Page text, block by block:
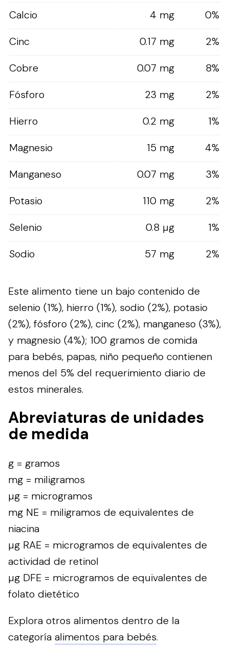
Calcio
4 mg
0%
Cinc
0.17 mg
2%
Cobre
0.07 mg
8%
Fósforo
23 mg
2%
Hierro
0.2 mg
1%
Magnesio
15 mg
4%
Manganeso
0.07 mg
3%
Potasio
110 mg
2%
Selenio
0.8 µg
1%
Sodio
57 mg 2%
Este alimento tiene un bajo contenido de
selenio (1%), hierro (1%), sodio (2%), potasio
(2%), fósforo (2%), cinc (2%), manganeso (3%),
y magnesio (4%); 100 gramos de comida
para bebés, papas, niño pequeño contienen
menos del 5% del requerimiento diario de
estos minerales.
Abreviaturas de unidades
de medida
g = gramos
mg = miligramos
µg = microgramos
mg NE = miligramos de equivalentes de
niacina
µg RAE = microgramos de equivalentes de
actividad de retinol
µg DFE = microgramos de equivalentes de
folato dietético
Explora otros alimentos dentro de la
categoría alimentos para bebés.